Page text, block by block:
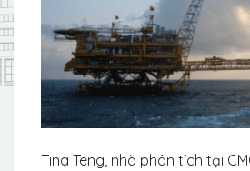
Tina Teng, nhà phân tích tại